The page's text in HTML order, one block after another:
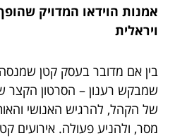
אמנות הוידאו המדויק
ויראלית
בין אם מדובר בעסק קטן
שמבקש רענון – הסרטון הקצר
של הקהל, להרגיש האנושי
מסר, ולהניע פעולה. אירועים